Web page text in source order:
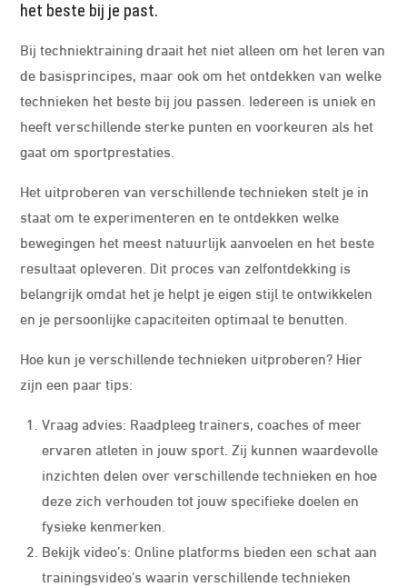
het beste bij je past.
Bij techniektraining draait het niet alleen om het leren van
de basisprincipes, maar ook om het ontdekken van welke
technieken het beste bij jou passen. Iedereen is uniek en
heeft verschillende sterke punten en voorkeuren als het
gaat om sportprestaties.
Het uitproberen van verschillende technieken stelt je in
staat om te experimenteren en te ontdekken welke
bewegingen het meest natuurlijk aanvoelen en het beste
resultaat opleveren. Dit proces van zelfontdekking is
belangrijk omdat het je helpt je eigen stijl te ontwikkelen
en je persoonlijke capaciteiten optimaal te benutten.
Hoe kun je verschillende technieken uitproberen? Hier
zijn een paar tips:
Vraag advies: Raadpleeg trainers, coaches of meer
ervaren atleten in jouw sport. Zij kunnen waardevolle
inzichten delen over verschillende technieken en hoe
deze zich verhouden tot jouw specifieke doelen en
fysieke kenmerken.
Bekijk video’s: Online platforms bieden een schat aan
trainingsvideo’s waarin verschillende technieken